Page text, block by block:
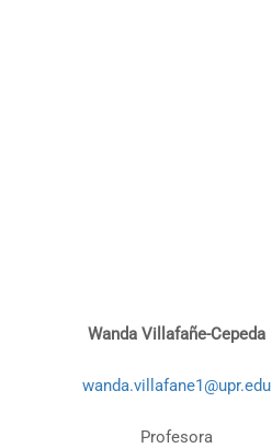
Wanda Villafañe-Cepeda
wanda.villafane1@upr.edu
Profesora